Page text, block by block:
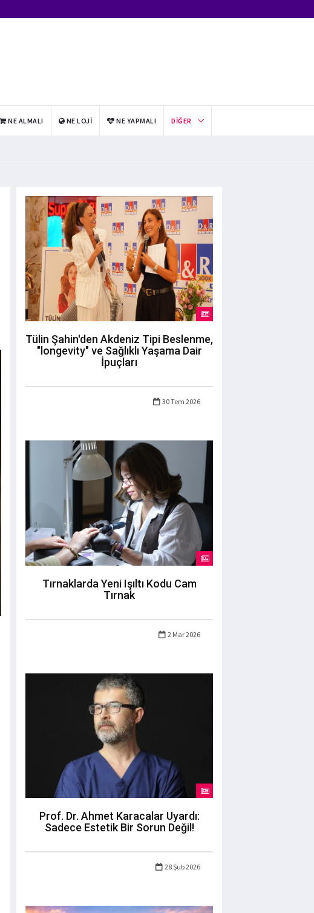
NE ALMALI NE LOJI NE YAPMALI DIĞER
Tülin Şahin'den Akdeniz Tipi Beslenme,
"longevity" ve Sağlıklı Yaşama Dair
İpuçları
30 Tem 2026
Tırnaklarda Yeni Işıltı Kodu Cam
Tırnak
2 Mar 2026
Prof. Dr. Ahmet Karacalar Uyardı:
Sadece Estetik Bir Sorun Değil!
28 Şub 2026